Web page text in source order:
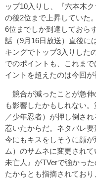
ップ10入りし、『六本木
の後2位まで上昇していた
6位までしか到達しておら
話（9月16日放送）直後に
キングでトップ3入りした
でのポイントも、これま
イントを超えたのは今回が
競合が減ったことが急伸
も影響したかもしれない
／少年忍者）が押し倒さ
惹いたからだ。ネタバレ要
今にもキスをしそうに顔
ム）のサムネに変更され
未亡人』がTVerで強かっ
たからとも指摘されてお